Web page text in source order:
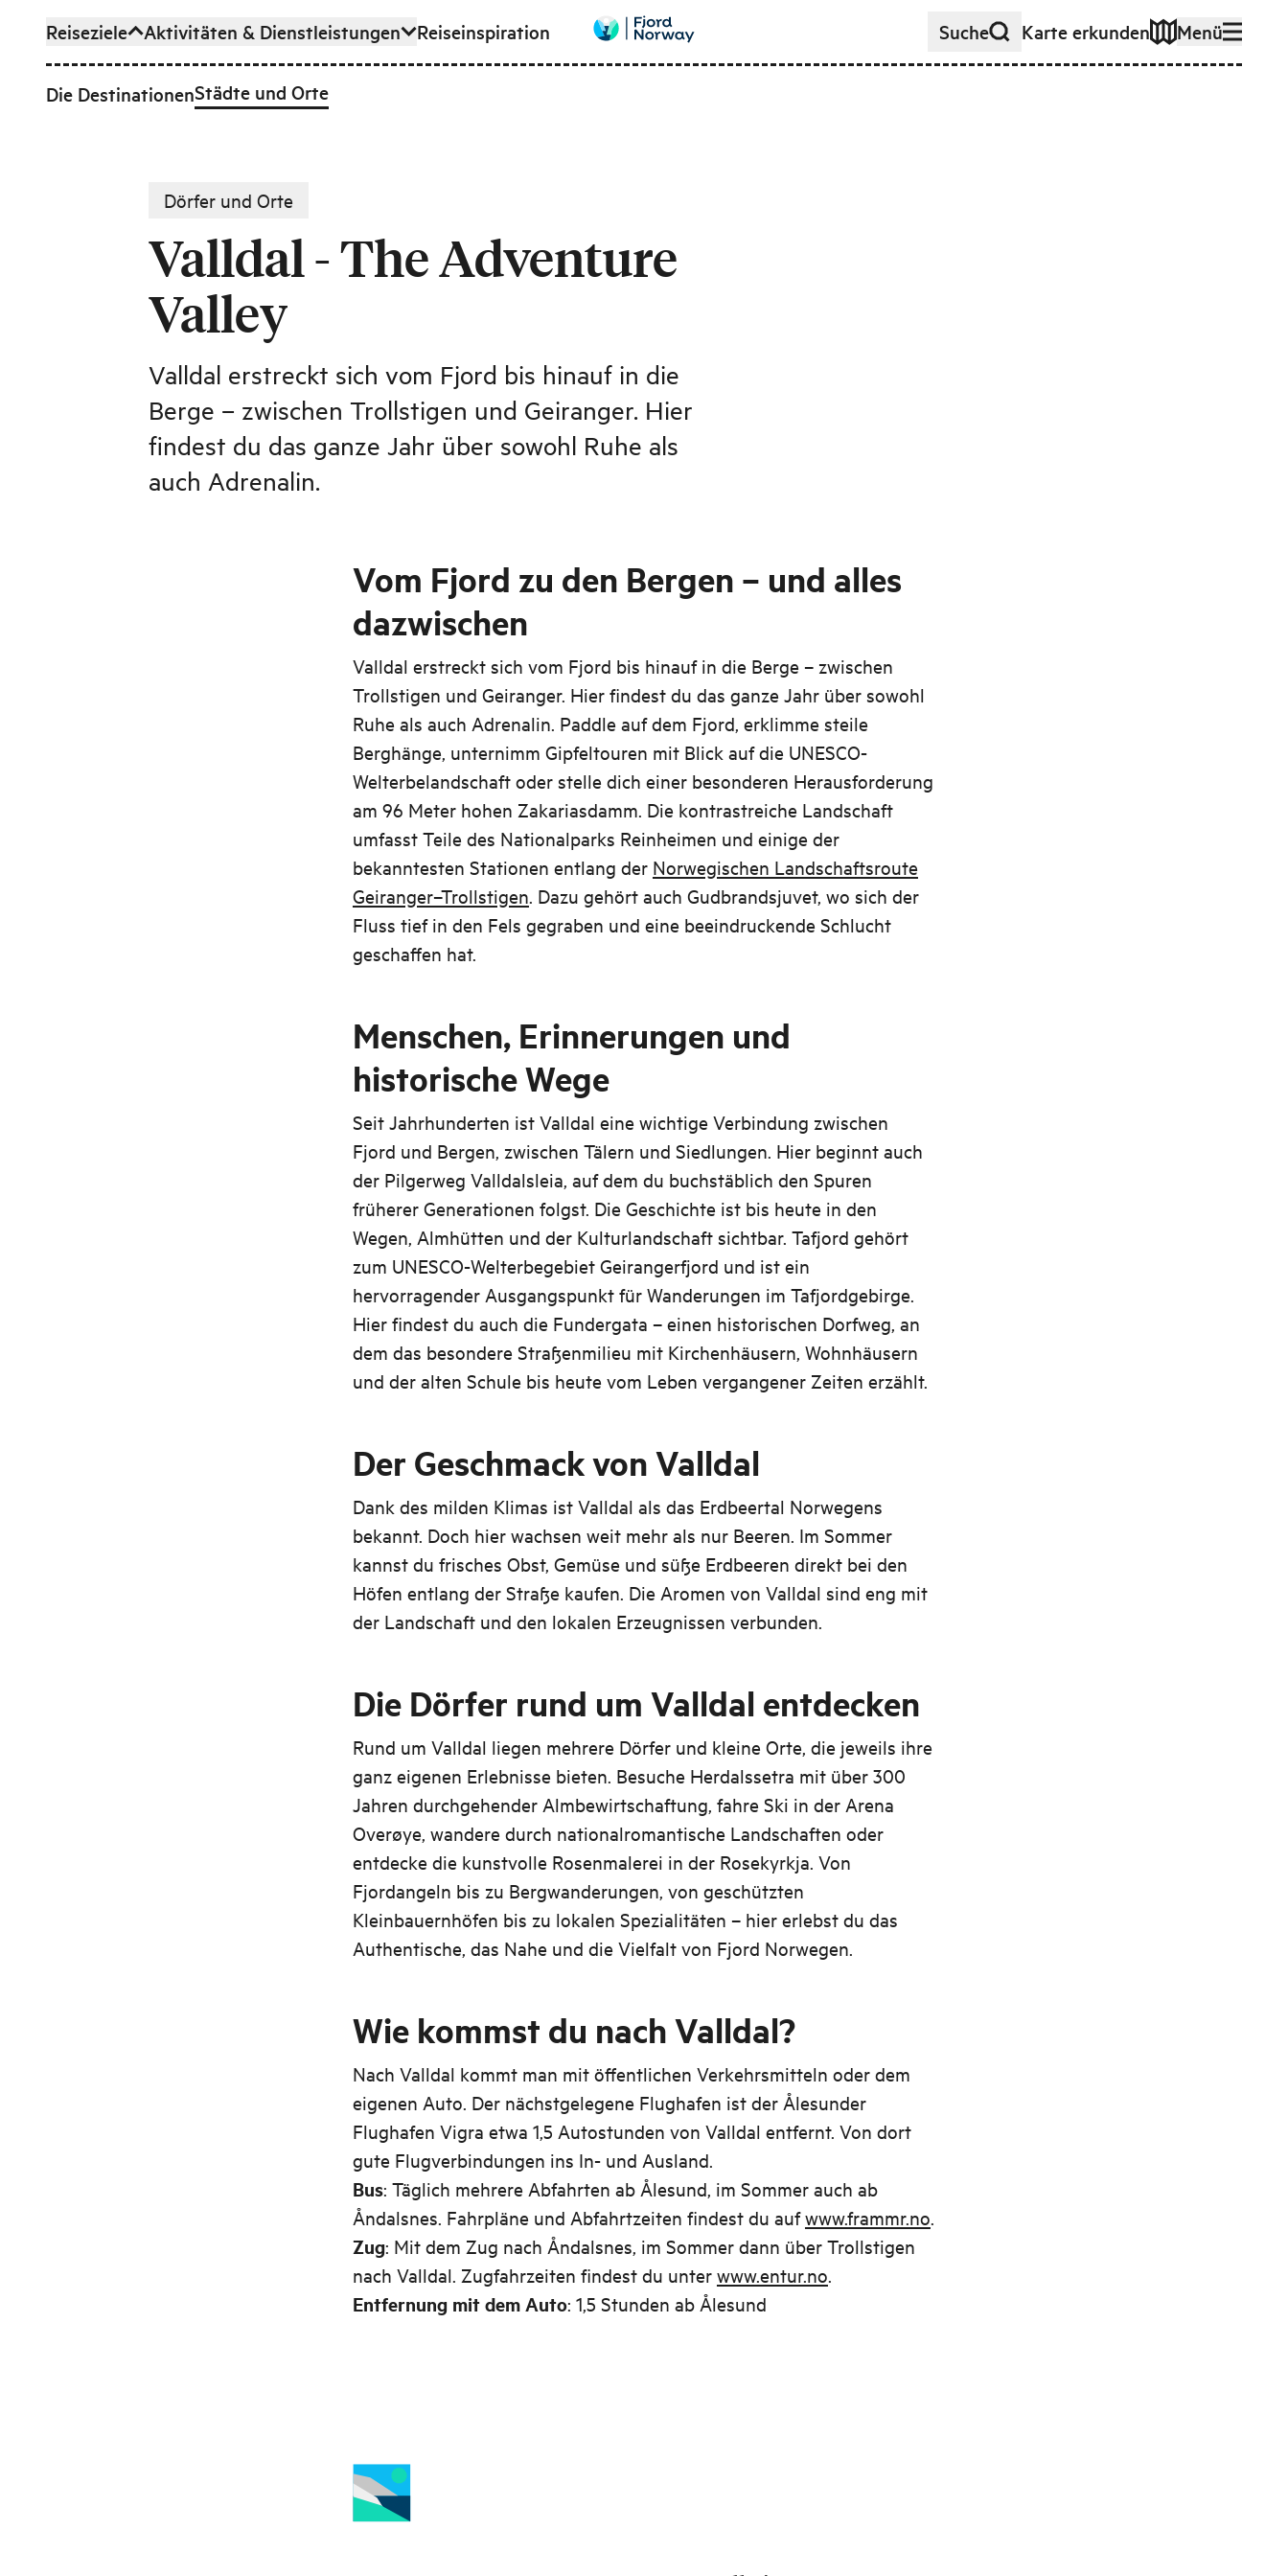
Zum Hauptinhalt
Reiseziele
Die DestinationenStädte und Orte
Aktivitäten & Dienstleistungen Reiseinspiration Suche Karte erkunden Menü
Dörfer und Orte
Valldal - The Adventure
Valley
Valldal erstreckt sich vom Fjord bis hinauf in die
Berge – zwischen Trollstigen und Geiranger. Hier
findest du das ganze Jahr über sowohl Ruhe als
auch Adrenalin.
Vom Fjord zu den Bergen – und alles
dazwischen
Valldal erstreckt sich vom Fjord bis hinauf in die Berge – zwischen
Trollstigen und Geiranger. Hier findest du das ganze Jahr über sowohl
Ruhe als auch Adrenalin. Paddle auf dem Fjord, erklimme steile
Berghänge, unternimm Gipfeltouren mit Blick auf die UNESCO-
Welterbelandschaft oder stelle dich einer besonderen Herausforderung
am 96 Meter hohen Zakariasdamm. Die kontrastreiche Landschaft
umfasst Teile des Nationalparks Reinheimen und einige der
bekanntesten Stationen entlang der Norwegischen Landschaftsroute
Geiranger–Trollstigen. Dazu gehört auch Gudbrandsjuvet, wo sich der
Fluss tief in den Fels gegraben und eine beeindruckende Schlucht
geschaffen hat.
Menschen, Erinnerungen und
historische Wege
Seit Jahrhunderten ist Valldal eine wichtige Verbindung zwischen
Fjord und Bergen, zwischen Tälern und Siedlungen. Hier beginnt auch
der Pilgerweg Valldalsleia, auf dem du buchstäblich den Spuren
früherer Generationen folgst. Die Geschichte ist bis heute in den
Wegen, Almhütten und der Kulturlandschaft sichtbar. Tafjord gehört
zum UNESCO-Welterbegebiet Geirangerfjord und ist ein
hervorragender Ausgangspunkt für Wanderungen im Tafjordgebirge.
Hier findest du auch die Fundergata – einen historischen Dorfweg, an
dem das besondere Straßenmilieu mit Kirchenhäusern, Wohnhäusern
und der alten Schule bis heute vom Leben vergangener Zeiten erzählt.
Der Geschmack von Valldal
Dank des milden Klimas ist Valldal als das Erdbeertal Norwegens
bekannt. Doch hier wachsen weit mehr als nur Beeren. Im Sommer
kannst du frisches Obst, Gemüse und süße Erdbeeren direkt bei den
Höfen entlang der Straße kaufen. Die Aromen von Valldal sind eng mit
der Landschaft und den lokalen Erzeugnissen verbunden.
Die Dörfer rund um Valldal entdecken
Rund um Valldal liegen mehrere Dörfer und kleine Orte, die jeweils ihre
ganz eigenen Erlebnisse bieten. Besuche Herdalssetra mit über 300
Jahren durchgehender Almbewirtschaftung, fahre Ski in der Arena
Overøye, wandere durch nationalromantische Landschaften oder
entdecke die kunstvolle Rosenmalerei in der Rosekyrkja. Von
Fjordangeln bis zu Bergwanderungen, von geschützten
Kleinbauernhöfen bis zu lokalen Spezialitäten – hier erlebst du das
Authentische, das Nahe und die Vielfalt von Fjord Norwegen.
Wie kommst du nach Valldal?
Nach Valldal kommt man mit öffentlichen Verkehrsmitteln oder dem
eigenen Auto. Der nächstgelegene Flughafen ist der Ålesunder
Flughafen Vigra etwa 1,5 Autostunden von Valldal entfernt. Von dort
gute Flugverbindungen ins In- und Ausland.
Bus: Täglich mehrere Abfahrten ab Ålesund, im Sommer auch ab
Åndalsnes. Fahrpläne und Abfahrtzeiten findest du aufwww.frammr.no.
Zug: Mit dem Zug nach Åndalsnes, im Sommer dann über Trollstigen
nach Valldal. Zugfahrzeiten findest du unter www.entur.no.
Entfernung mit dem Auto: 1,5 Stunden ab Ålesund